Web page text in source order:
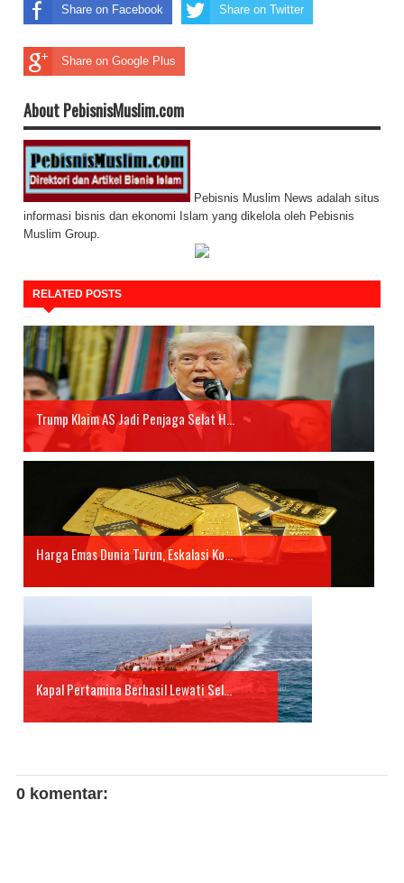
Share on Facebook Share on Twitter
Share on Google Plus
About PebisnisMuslim.com
Pebisnis Muslim News adalah situs
informasi bisnis dan ekonomi Islam yang dikelola oleh Pebisnis
Muslim Group.
RELATED POSTS
Trump Klaim AS Jadi Penjaga Selat H...
Harga Emas Dunia Turun, Eskalasi Ko...
Kapal Pertamina Berhasil Lewati Sel...
0 komentar: